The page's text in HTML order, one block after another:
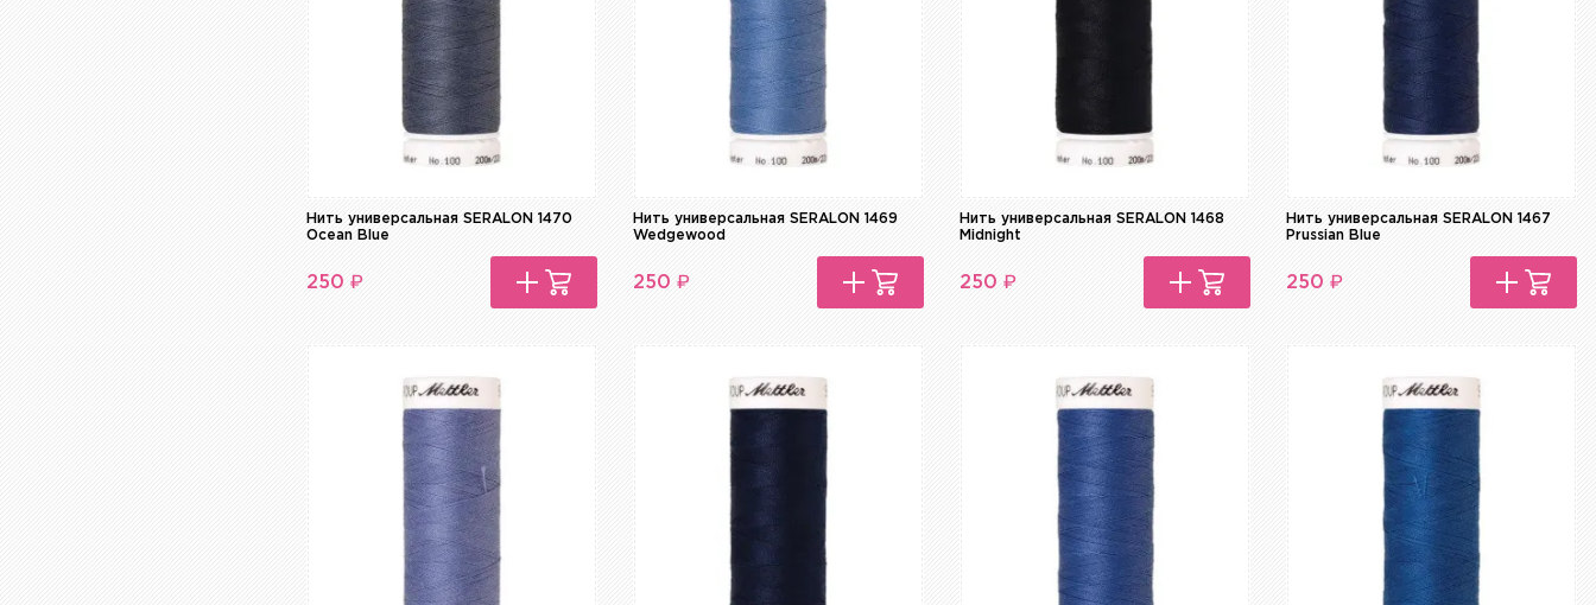
Нить универсальная SERALON 1470
Ocean Blue
250₽
Нить универсальная SERALON 1469
Wedgewood
250₽
Нить универсальная SERALON 1468
Midnight
250₽
Нить универсальная SERALON 1467
Prussian Blue
250₽